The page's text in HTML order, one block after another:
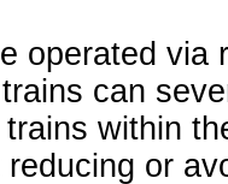
operated via
can
within
or